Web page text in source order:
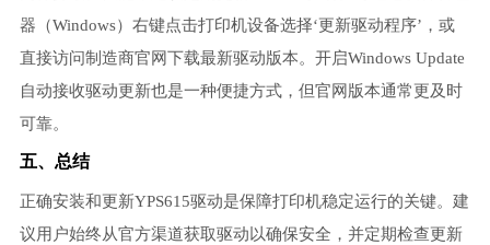
器（Windows）右键点击打印机设备选择‘更新驱动程序’，或
直接访问制造商官网下载最新驱动版本。开启Windows Update
自动接收驱动更新也是一种便捷方式，但官网版本通常更及时
可靠。
五、总结
正确安装和更新YPS615驱动是保障打印机稳定运行的关键。建
议用户始终从官方渠道获取驱动以确保安全，并定期检查更新